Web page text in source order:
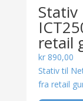
Stativ
retail
kr890,00
Stativ til
fra retail